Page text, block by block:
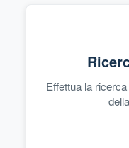
Effettua la